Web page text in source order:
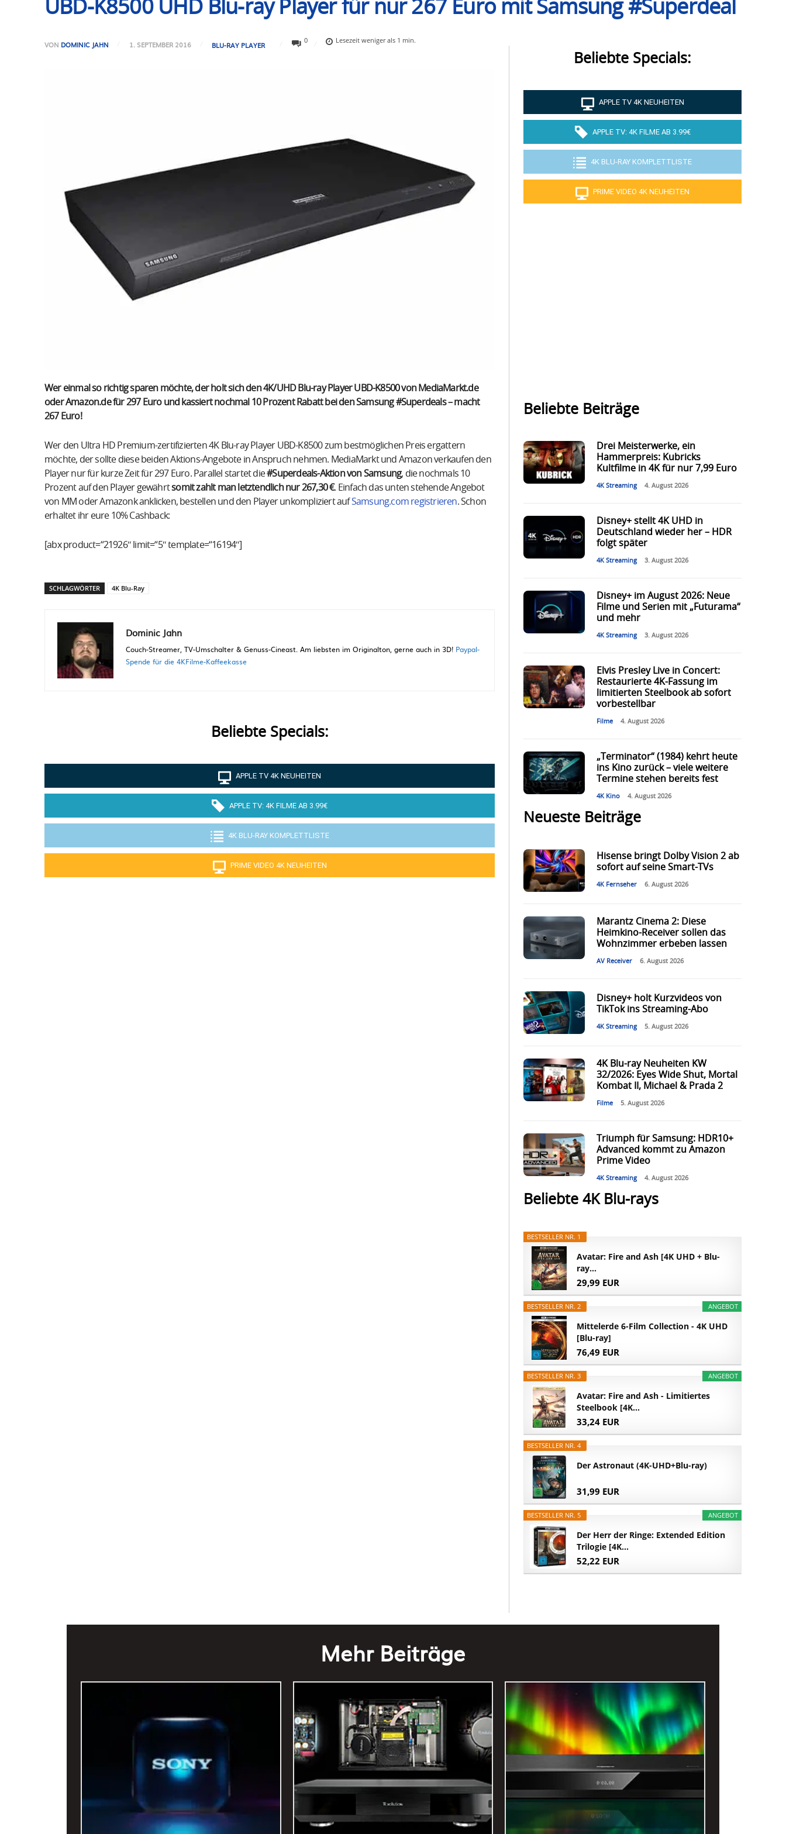
UBD-K8500 UHD Blu-ray Player für nur 267 Euro mit Samsung #Superdeal
VON DOMINIC JAHN 1. SEPTEMBER 2016 BLU-RAY PLAYER
0 Lesezeitweniger als 1 min.
Wer einmal so richtig sparen möchte, der holt sich den 4K/UHD Blu-ray Player UBD-K8500 von MediaMarkt.de
oder Amazon.de für 297 Euro und kassiert nochmal 10 Prozent Rabatt bei den Samsung #Superdeals – macht
267 Euro!
Wer den Ultra HD Premium-zertifizierten 4K Blu-ray Player UBD-K8500 zum bestmöglichen Preis ergattern
möchte, der sollte diese beiden Aktions-Angebote in Anspruch nehmen. MediaMarkt und Amazon verkaufen den
Player nur für kurze Zeit für 297 Euro. Parallel startet die#Superdeals-Aktion von Samsung, die nochmals 10
Prozent auf den Player gewährtsomit zahlt man letztendlich nur 267,30 €. Einfach das unten stehende Angebot
von MM oder Amazonk anklicken, bestellen und den Player unkompliziert aufSamsung.com registrieren. Schon
erhaltet ihr eure 10% Cashback:
[abx product=“21926″ limit=“5″ template=“16194″]
SCHLAGWÖRTER 4K Blu-Ray
Dominic Jahn
Couch-Streamer, TV-Umschalter & Genuss-Cineast. Am liebsten im Originalton, gerne auch in 3D! Paypal-
Spende für die 4KFilme-Kaffeekasse
Beliebte Specials:
APPLE TV 4K NEUHEITEN
APPLE TV: 4K FILME AB 3.99€
4K BLU-RAY KOMPLETTLISTE
PRIME VIDEO 4K NEUHEITEN
Beliebte Specials:
APPLE TV 4K NEUHEITEN
APPLE TV: 4K FILME AB 3.99€
4K BLU-RAY KOMPLETTLISTE
PRIME VIDEO 4K NEUHEITEN
Beliebte Beiträge
Drei Meisterwerke, ein
Hammerpreis: Kubricks
Kultfilme in 4K für nur 7,99 Euro
4K Streaming 4. August 2026
Disney+ stellt 4K UHD in
Deutschland wieder her – HDR
folgt später
4K Streaming 3. August 2026
Disney+ im August 2026: Neue
Filme und Serien mit „Futurama“
und mehr
4K Streaming 3. August 2026
Elvis Presley Live in Concert:
Restaurierte 4K-Fassung im
limitierten Steelbook ab sofort
vorbestellbar
Filme 4. August 2026
„Terminator“ (1984) kehrt heute
ins Kino zurück – viele weitere
Termine stehen bereits fest
4K Kino 4. August 2026
Neueste Beiträge
Hisense bringt Dolby Vision 2 ab
sofort auf seine Smart-TVs
4K Fernseher 6. August 2026
Marantz Cinema 2: Diese
Heimkino-Receiver sollen das
Wohnzimmer erbeben lassen
AV Receiver 6. August 2026
Disney+ holt Kurzvideos von
TikTok ins Streaming-Abo
4K Streaming 5. August 2026
4K Blu-ray Neuheiten KW
32/2026: Eyes Wide Shut, Mortal
Kombat II, Michael & Prada 2
Filme 5. August 2026
Triumph für Samsung: HDR10+
Advanced kommt zu Amazon
Prime Video
4K Streaming 4. August 2026
Beliebte 4K Blu-rays
BESTSELLER NR. 1
Avatar: Fire and Ash [4K UHD + Blu-
ray...
29,99 EUR
ANGEBOT
BESTSELLER NR. 2
Mittelerde 6-Film Collection - 4K UHD
[Blu-ray]
76,49 EUR
ANGEBOT
BESTSELLER NR. 3
Avatar: Fire and Ash - Limitiertes
Steelbook [4K...
33,24 EUR
BESTSELLER NR. 4
Der Astronaut (4K-UHD+Blu-ray)
31,99 EUR
ANGEBOT
BESTSELLER NR. 5
Der Herr der Ringe: Extended Edition
Trilogie [4K...
52,22 EUR
Mehr Beiträge